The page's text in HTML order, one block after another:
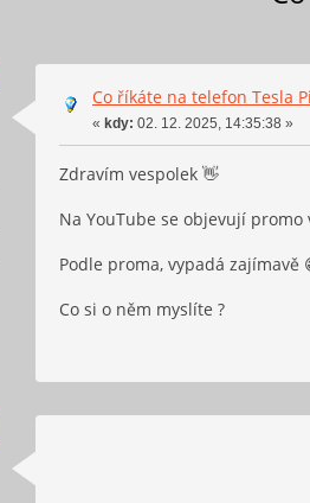
Co říkáte na telefon Tesla
« kdy: 02. 12. 2025, 14:35:38 »
Zdravím vespolek 👋
Na YouTube se objevují
Podle proma, vypadá zajímavě
Co si o něm myslíte ?